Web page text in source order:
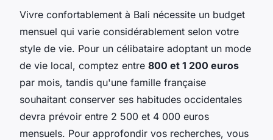
Vivre confortablement à Bali nécessite un budget
mensuel qui varie considérablement selon votre
style de vie. Pour un célibataire adoptant un mode
de vie local, comptez entre 800 et 1 200 euros
par mois, tandis qu'une famille française
souhaitant conserver ses habitudes occidentales
devra prévoir entre 2 500 et 4 000 euros
mensuels. Pour approfondir vos recherches, vous